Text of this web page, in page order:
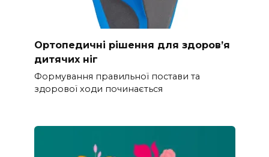
Ортопедичні рішення для здоров’я
дитячих ніг
Формування правильної постави та
здорової ходи починається